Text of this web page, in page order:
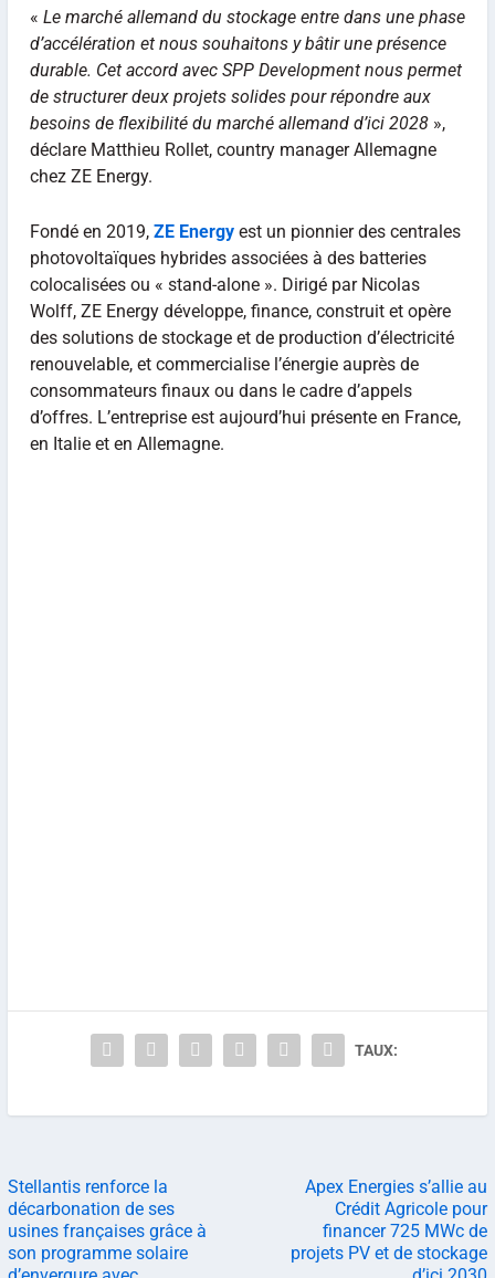
« Le marché allemand du stockage entre dans une phase
d’accélération et nous souhaitons y bâtir une présence
durable. Cet accord avec SPP Development nous permet
de structurer deux projets solides pour répondre aux
besoins de flexibilité du marché allemand d’ici 2028 »,
déclare Matthieu Rollet, country manager Allemagne
chez ZE Energy.
Fondé en 2019, ZE Energyest un pionnier des centrales
photovoltaïques hybrides associées à des batteries
colocalisées ou « stand-alone ». Dirigé par Nicolas
Wolff, ZE Energy développe, finance, construit et opère
des solutions de stockage et de production d’électricité
renouvelable, et commercialise l’énergie auprès de
consommateurs finaux ou dans le cadre d’appels
d’offres. L’entreprise est aujourd’hui présente en France,
en Italie et en Allemagne.
TAUX:
Stellantis renforce la
décarbonation de ses
usines françaises grâce à
son programme solaire
Apex Energies s’allie au
Crédit Agricole pour
financer 725 MWc de
projets PV et de stockage